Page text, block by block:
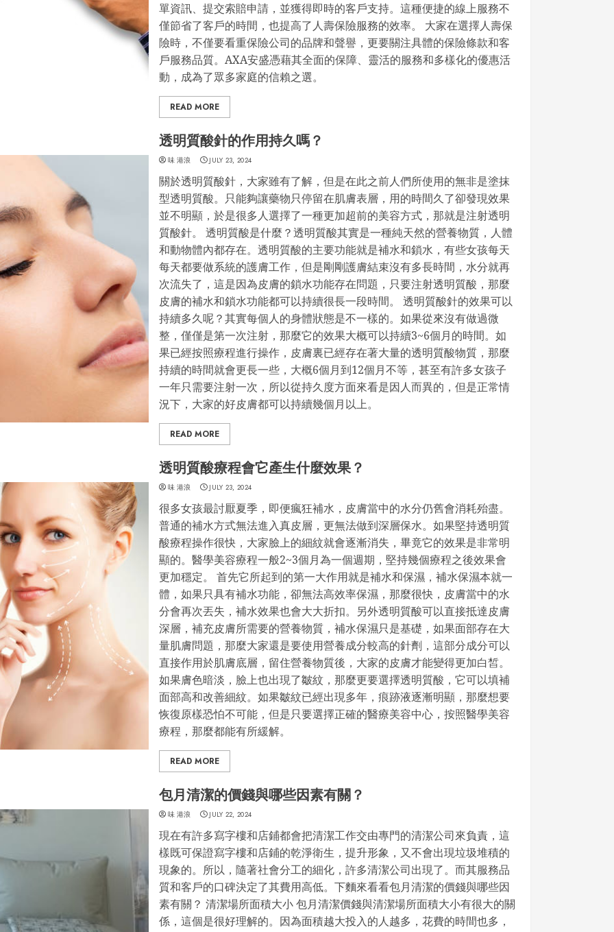
單資訊、提交索賠申請，並獲得即時的客戶支持。這種便捷的線上服務不
僅節省了客戶的時間，也提高了人壽保險服務的效率。 大家在選擇人壽保
險時，不僅要看重保險公司的品牌和聲譽，更要關注具體的保險條款和客
戶服務品質。AXA安盛憑藉其全面的保障、靈活的服務和多樣化的優惠活
動，成為了眾多家庭的信賴之選。
READ MORE
透明質酸針的作用持久嗎？
味 港浪 JULY 23, 2024
關於透明質酸針，大家雖有了解，但是在此之前人們所使用的無非是塗抹
型透明質酸。只能夠讓藥物只停留在肌膚表層，用的時間久了卻發現效果
並不明顯，於是很多人選擇了一種更加超前的美容方式，那就是注射透明
質酸針。 透明質酸是什麼？透明質酸其實是一種純天然的營養物質，人體
和動物體內都存在。透明質酸的主要功能就是補水和鎖水，有些女孩每天
每天都要做系統的護膚工作，但是剛剛護膚結束沒有多長時間，水分就再
次流失了，這是因為皮膚的鎖水功能存在問題，只要注射透明質酸，那麼
皮膚的補水和鎖水功能都可以持續很長一段時間。 透明質酸針的效果可以
持續多久呢？其實每個人的身體狀態是不一樣的。如果從來沒有做過微
整，僅僅是第一次注射，那麼它的效果大概可以持續3~6個月的時間。如
果已經按照療程進行操作，皮膚裏已經存在著大量的透明質酸物質，那麼
持續的時間就會更長一些，大概6個月到12個月不等，甚至有許多女孩子
一年只需要注射一次，所以從持久度方面來看是因人而異的，但是正常情
況下，大家的好皮膚都可以持續幾個月以上。
READ MORE
透明質酸療程會它產生什麼效果？
味 港浪 JULY 23, 2024
很多女孩最討厭夏季，即便瘋狂補水，皮膚當中的水分仍舊會消耗殆盡。
普通的補水方式無法進入真皮層，更無法做到深層保水。如果堅持透明質
酸療程操作很快，大家臉上的細紋就會逐漸消失，畢竟它的效果是非常明
顯的。醫學美容療程一般2~3個月為一個週期，堅持幾個療程之後效果會
更加穩定。 首先它所起到的第一大作用就是補水和保濕，補水保濕本就一
體，如果只具有補水功能，卻無法高效率保濕，那麼很快，皮膚當中的水
分會再次丟失，補水效果也會大大折扣。另外透明質酸可以直接抵達皮膚
深層，補充皮膚所需要的營養物質，補水保濕只是基礎，如果面部存在大
量肌膚問題，那麼大家還是要使用營養成分較高的針劑，這部分成分可以
直接作用於肌膚底層，留住營養物質後，大家的皮膚才能變得更加白皙。
如果膚色暗淡，臉上也出現了皺紋，那麼更要選擇透明質酸，它可以填補
面部高和改善細紋。如果皺紋已經出現多年，痕跡液逐漸明顯，那麼想要
恢復原樣恐怕不可能，但是只要選擇正確的醫療美容中心，按照醫學美容
療程，那麼都能有所緩解。
READ MORE
包月清潔的價錢與哪些因素有關？
味 港浪 JULY 22, 2024
現在有許多寫字樓和店鋪都會把清潔工作交由專門的清潔公司來負責，這
樣既可保證寫字樓和店鋪的乾淨衛生，提升形象，又不會出現垃圾堆積的
現象的。所以，隨著社會分工的細化，許多清潔公司出現了。而其服務品
質和客戶的口碑決定了其費用高低。下麵來看看包月清潔的價錢與哪些因
素有關？ 清潔場所面積大小 包月清潔價錢與清潔場所面積大小有很大的關
係，這個是很好理解的。因為面積越大投入的人越多，花費的時間也多，